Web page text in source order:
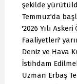
şekilde
Temmuz'da
'2026 Yılı
Faaliyetleri'
Deniz ve Hava
İstihdam
Uzman Erbaş